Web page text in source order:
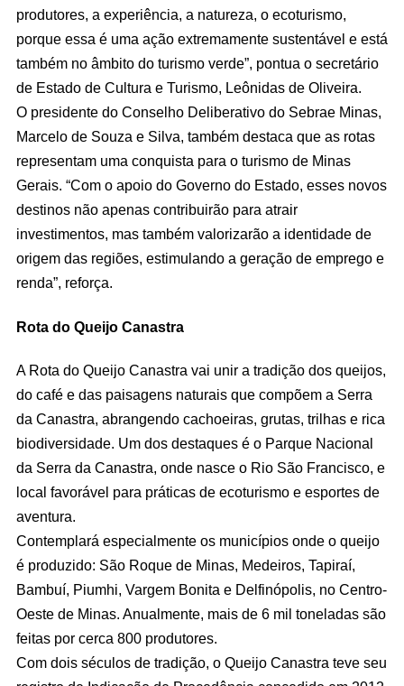
produtores, a experiência, a natureza, o ecoturismo,
porque essa é uma ação extremamente sustentável e está
também no âmbito do turismo verde”, pontua o secretário
de Estado de Cultura e Turismo, Leônidas de Oliveira.
O presidente do Conselho Deliberativo do Sebrae Minas,
Marcelo de Souza e Silva, também destaca que as rotas
representam uma conquista para o turismo de Minas
Gerais. “Com o apoio do Governo do Estado, esses novos
destinos não apenas contribuirão para atrair
investimentos, mas também valorizarão a identidade de
origem das regiões, estimulando a geração de emprego e
renda”, reforça.
Rota do Queijo Canastra
A Rota do Queijo Canastra vai unir a tradição dos queijos,
do café e das paisagens naturais que compõem a Serra
da Canastra, abrangendo cachoeiras, grutas, trilhas e rica
biodiversidade. Um dos destaques é o Parque Nacional
da Serra da Canastra, onde nasce o Rio São Francisco, e
local favorável para práticas de ecoturismo e esportes de
aventura.
Contemplará especialmente os municípios onde o queijo
é produzido: São Roque de Minas, Medeiros, Tapiraí,
Bambuí, Piumhi, Vargem Bonita e Delfinópolis, no Centro-
Oeste de Minas. Anualmente, mais de 6 mil toneladas são
feitas por cerca 800 produtores.
Com dois séculos de tradição, o Queijo Canastra teve seu